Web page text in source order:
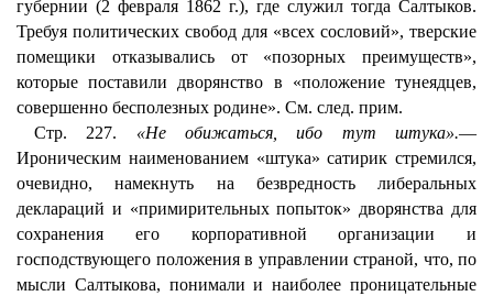
губернии (2 февраля 1862 г.), где служил тогда Салтыков.
Требуя политических свобод для «всех сословий», тверские
помещики отказывались от «позорных преимуществ»,
которые поставили дворянство в «положение тунеядцев,
совершенно бесполезных родине». См. след. прим.
Стр. 227. «Не обижаться, ибо тут штука».—
Ироническим наименованием «штука» сатирик стремился,
очевидно, намекнуть на безвредность либеральных
деклараций и «примирительных попыток» дворянства для
сохранения его корпоративной организации и
господствующего положения в управлении страной, что, по
мысли Салтыкова, понимали и наиболее проницательные